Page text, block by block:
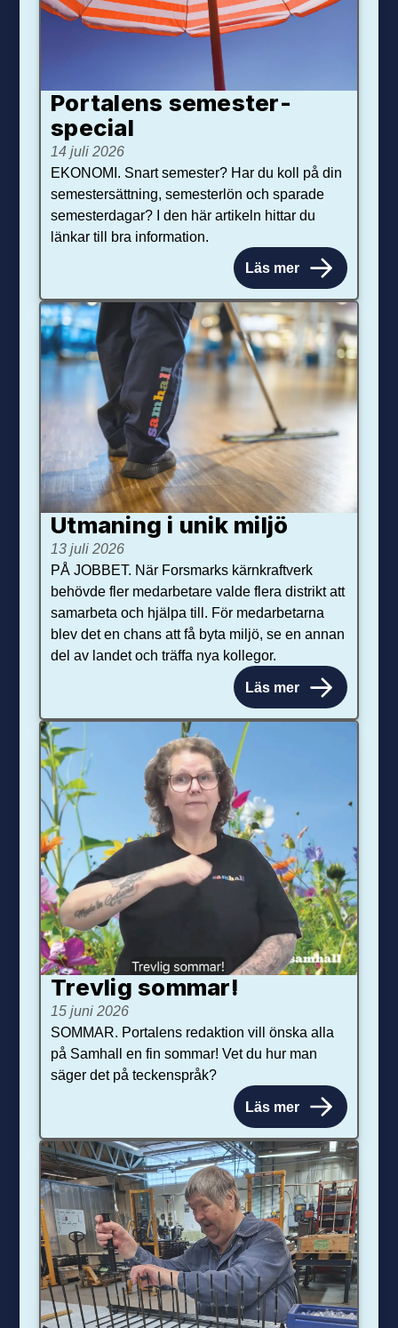
Portalens semester­
special
14 juli 2026
EKONOMI. Snart semester? Har du koll på din
semestersättning, semesterlön och sparade
semesterdagar? I den här artikeln hittar du
länkar till bra information.
Läs mer
Utmaning i unik miljö
13 juli 2026
PÅ JOBBET. När Forsmarks kärnkraftverk
behövde fler medarbetare valde flera distrikt att
samarbeta och hjälpa till. För medarbetarna
blev det en chans att få byta miljö, se en annan
del av landet och träffa nya kollegor.
Läs mer
Trevlig sommar!
15 juni 2026
SOMMAR. Portalens redaktion vill önska alla
på Samhall en fin sommar! Vet du hur man
säger det på teckenspråk?
Läs mer